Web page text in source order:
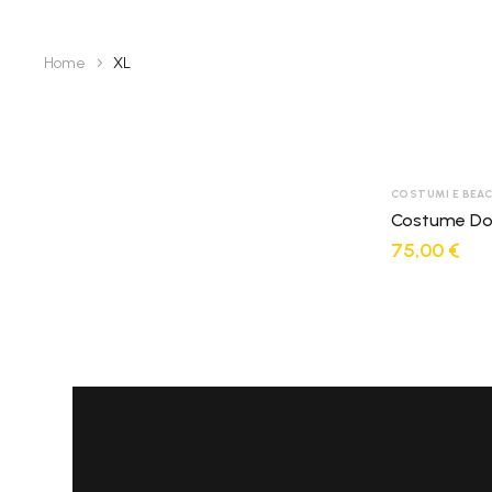
Home XL
COSTUMI E
Costume
75,00 €